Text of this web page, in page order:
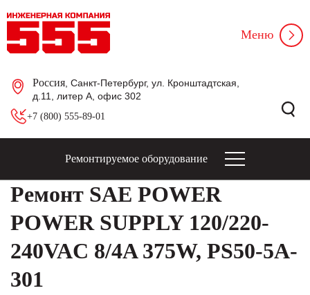
Россия , Санкт-Петербург, ул. Кронштадтская,
д.11, литер А, офис 302
+7 (800) 555-89-01
Меню
Ремонтируемое оборудование
Ремонт SAE POWER
POWER SUPPLY 120/220-
240VAC 8/4A 375W, PS50-5A-
301